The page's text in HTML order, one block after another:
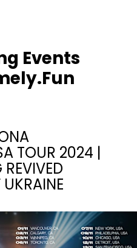
Events
TOUR 2024 |
UKRAINE